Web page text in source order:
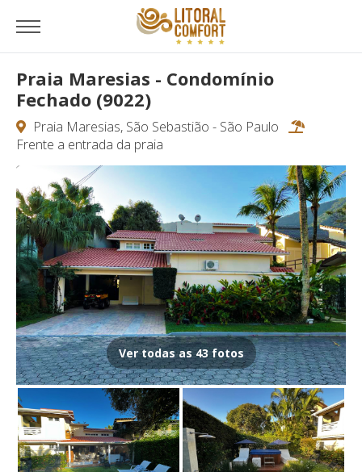
Praia Maresias - Condomínio
Fechado (9022)
Praia Maresias, São Sebastião - São Paulo
Frente a entrada da praia
Ver todas as 43 fotos